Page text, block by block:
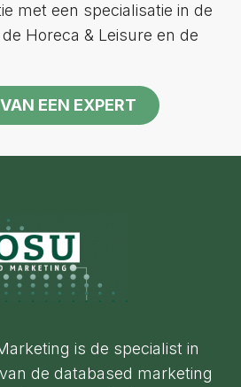
met een specialisatie in de
Horeca & Leisure en de
EEN EXPERT
is de specialist in
de databased marketing